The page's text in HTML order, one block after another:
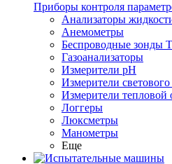
Приборы контроля
Анализаторы
Анемометры
Беспроводные зонды
Газоанализаторы
Измерители pH
Измерители светового
Измерители тепловой
Логгеры
Люксметры
Манометры
Еще